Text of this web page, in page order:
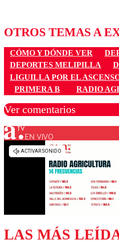
OTROS TEMAS A
CÓMO Y DÓNDE VER
DEPORTES MELIPILLA
LIGUILLA POR EL
PRIMERA B
RADIO
Ver comentarios
Los comentarios son
EN VIVO
LAS MÁS